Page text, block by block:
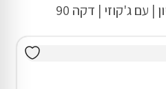
| עם ג'קוזי | דקה 90